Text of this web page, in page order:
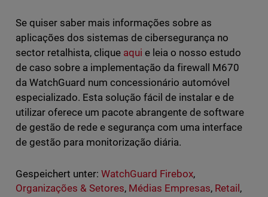
Se quiser saber mais informações sobre as
aplicações dos sistemas de cibersegurança no
sector retalhista, clique aqui e leia o nosso estudo
de caso sobre a implementação da firewall M670
da WatchGuard num concessionário automóvel
especializado. Esta solução fácil de instalar e de
utilizar oferece um pacote abrangente de software
de gestão de rede e segurança com uma interface
de gestão para monitorização diária.
Gespeichert unter: WatchGuard Firebox,
Organizações & Setores, Médias Empresas, Retail ,